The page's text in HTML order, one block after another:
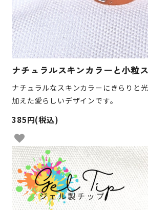
ナチュラルスキンカラーと小粒
ナチュラルなスキンカラーにきらりと
加えた愛らしいデザインです。
385円(税込)